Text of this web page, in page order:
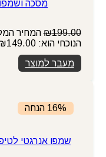
מסכה ושמפו
₪199.00 המחיר המקורי
הנוכחי הוא: ₪149.00.
מעבר למוצר
16% הנחה
שמפו אנרגטי